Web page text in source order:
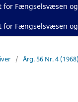
for Fængselsvæsen
for Fængselsvæsen
/ Årg. 56 Nr. 4 (1968)